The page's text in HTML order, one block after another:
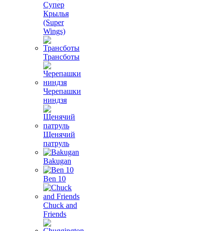
Супер
Крылья
(Super
Wings)
Трансботы
Черепашки
ниндзя
Щенячий
патруль
Bakugan
Ben 10
Chuck and
Friends